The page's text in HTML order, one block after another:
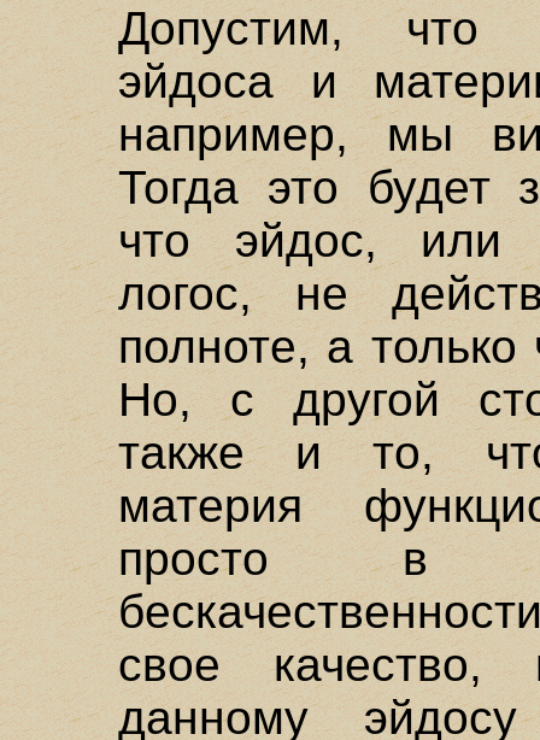
Допустим, что
эйдоса и
например, мы
Тогда это будет
что эйдос, или
логос, не
полноте, а
Но, с другой
также и то,
материя
просто в
свое качество,
данному